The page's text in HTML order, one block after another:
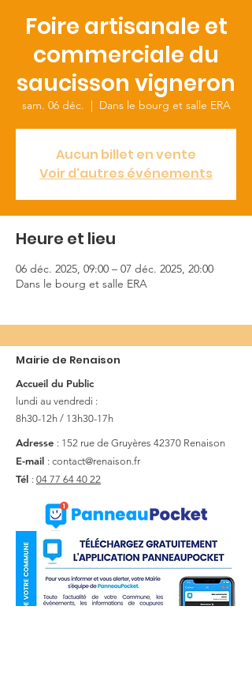
Foire artisanale et
commerciale du
saucisson vigneron
sam. 06 déc.
  |
Dans le bourg et salle ERA
Aucun billet en vente
Voir d'autres événements
Heure et lieu
06 déc. 2025, 09:00 – 07 déc. 2025, 20:00
Dans le bourg et salle ERA
Mairie de Renaison
Accueil du Public
lundi au vendredi :
8h30-12h / 13h30-17h
Adresse : 152 rue de Gruyères 42370 Renaison
E-mail : contact@renaison.fr
Tél : 04 77 64 40 22